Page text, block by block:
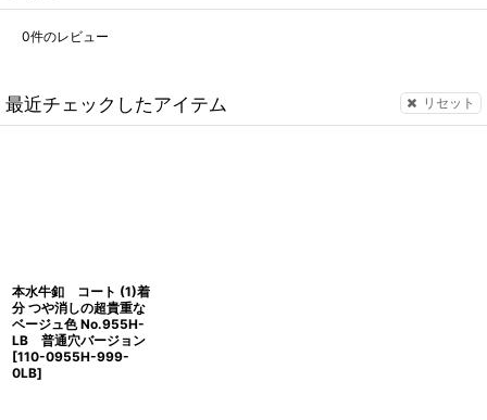
0件のレビュー
最近チェックしたアイテム リセット
本水牛釦 コート (1)着
分 つや消しの超貴重な
ベージュ色 No.955H-
LB 普通穴バージョン
[110-0955H-999-
0LB]